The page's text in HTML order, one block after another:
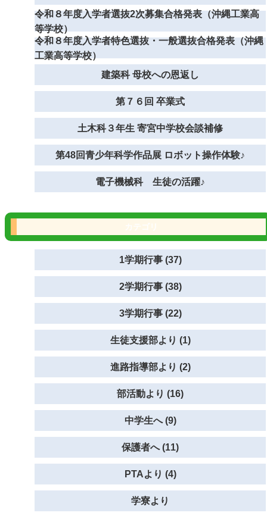
令和８年度入学者選抜2次募集合格発表（沖縄工業高
等学校）
令和８年度入学者特色選抜・一般選抜合格発表（沖縄
工業高等学校）
建築科 母校への恩返し
第７６回 卒業式
土木科３年生 寄宮中学校会談補修
第48回青少年科学作品展 ロボット操作体験♪
電子機械科 生徒の活躍♪
1学期行事 (37)
2学期行事 (38)
3学期行事 (22)
生徒支援部より (1)
進路指導部より (2)
部活動より (16)
中学生へ (9)
保護者へ (11)
PTAより (4)
学寮より